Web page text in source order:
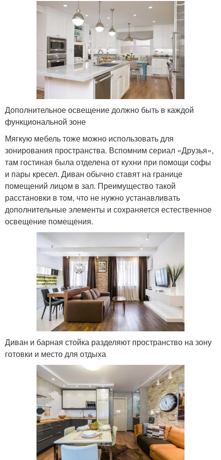
Дополнительное освещение должно быть в каждой
функциональной зоне
Мягкую мебель тоже можно использовать для
зонирования пространства. Вспомним сериал «Друзья»,
там гостиная была отделена от кухни при помощи софы
и пары кресел. Диван обычно ставят на границе
помещений лицом в зал. Преимущество такой
расстановки в том, что не нужно устанавливать
дополнительные элементы и сохраняется естественное
освещение помещения.
Диван и барная стойка разделяют пространство на зону
готовки и место для отдыха